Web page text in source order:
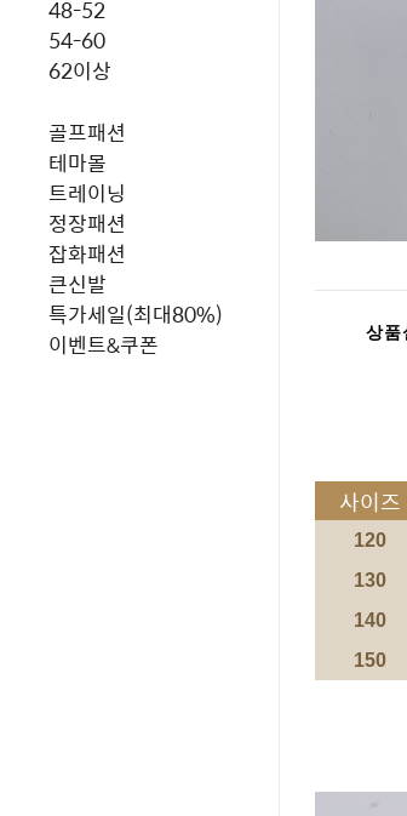
48-52
54-60
62이상
골프패션
테마몰
트레이닝
정장패션
잡화패션
큰신발
특가세일(최대80%)
이벤트&쿠폰
상품
사이즈
120
130
140
150